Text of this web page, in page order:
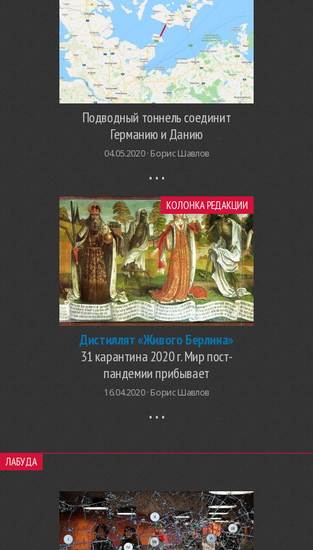
Подводный тоннель соединит
Германию и Данию
04.05.2020 · Борис Шавлов
КОЛОНКА РЕДАКЦИИ
Дистиллят «Живого Берлина»
31 карантина 2020 г. Мир пост-
пандемии прибывает
16.04.2020 · Борис Шавлов
ЛАБУДА